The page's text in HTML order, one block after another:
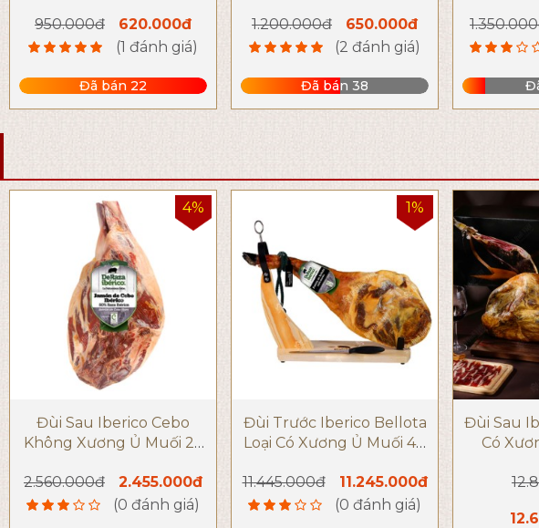
Cho Gia Chủ
950.000đ
620.000đ
(1 đánh giá)
Đã bán 22
Chủ
1.200.000đ
650.000đ
(2 đánh giá)
Đã bán 38
4%
Đùi Sau Iberico Cebo
Không Xương Ủ Muối 24
DeRaza
2.560.000đ
2.455.000đ
(0 đánh giá)
1%
Đùi Trước Iberico Bellota
Loại Có Xương Ủ Muối 48
DeRaza
11.445.000đ
11.245.000đ
(0 đánh giá)
Đùi Sau
Có